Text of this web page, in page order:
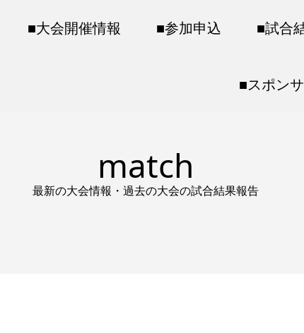
■大会開催情報 ■参加申込 ■試合
■スポン
match
最新の大会情報・過去の大会の試合結果報告